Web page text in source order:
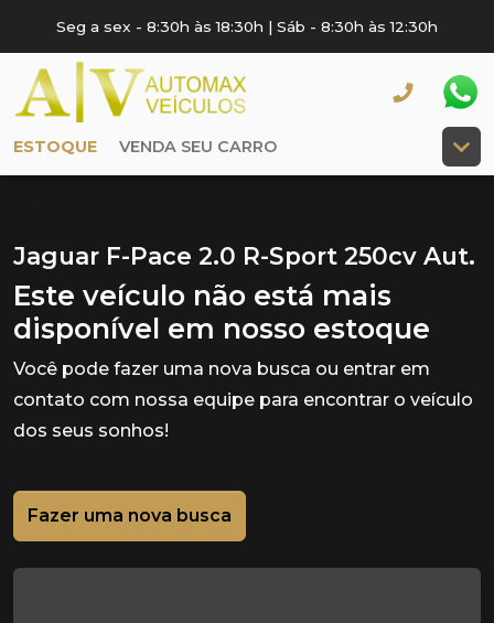
Seg a sex - 8:30h às 18:30h | Sáb - 8:30h às 12:30h
ESTOQUE VENDA SEU CARRO
Jaguar F-Pace 2.0 R-Sport 250cv Aut.
Este veículo não está mais
disponível em nosso estoque
Você pode fazer uma nova busca ou entrar em
contato com nossa equipe para encontrar o veículo
dos seus sonhos!
Fazer uma nova busca